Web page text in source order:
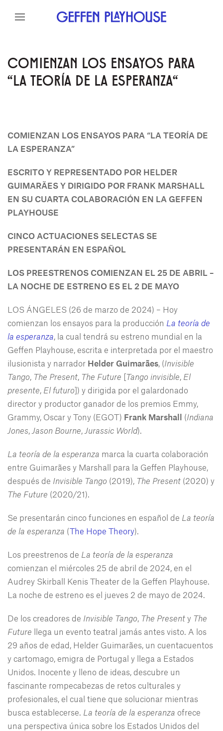
Skip to content
COMIENZAN LOS ENSAYOS PARA
"LA TEORÍA DE LA ESPERANZA"
COMIENZAN LOS ENSAYOS PARA “LA TEORÍA DE
LA ESPERANZA”
ESCRITO Y REPRESENTADO POR HELDER
GUIMARÃES Y DIRIGIDO POR FRANK MARSHALL
EN SU CUARTA COLABORACIÓN EN LA GEFFEN
PLAYHOUSE
CINCO ACTUACIONES SELECTAS SE
PRESENTARÁN EN ESPAÑOL
LOS PREESTRENOS COMIENZAN EL 25 DE ABRIL –
LA NOCHE DE ESTRENO ES EL 2 DE MAYO
LOS ÁNGELES (26 de marzo de 2024) – Hoy
comienzan los ensayos para la producción La teoría de
la esperanza, la cual tendrá su estreno mundial en la
Geffen Playhouse, escrita e interpretada por el maestro
ilusionista y narrador Helder Guimarães, (Invisible
Tango, The Present, The Future [Tango invisible, El
presente, El futuro]) y dirigida por el galardonado
director y productor ganador de los premios Emmy,
Grammy, Oscar y Tony (EGOT) Frank Marshall (Indiana
Jones, Jason Bourne, Jurassic World).
La teoría de la esperanza marca la cuarta colaboración
entre Guimarães y Marshall para la Geffen Playhouse,
después de Invisible Tango (2019), The Present (2020) y
The Future (2020/21).
Se presentarán cinco funciones en español de La teoría
de la esperanza (The Hope Theory).
Los preestrenos de La teoría de la esperanza
comienzan el miércoles 25 de abril de 2024, en el
Audrey Skirball Kenis Theater de la Geffen Playhouse.
La noche de estreno es el jueves 2 de mayo de 2024.
De los creadores de Invisible Tango, The Present y The
Future llega un evento teatral jamás antes visto. A los
29 años de edad, Helder Guimarães, un cuentacuentos
y cartomago, emigra de Portugal y llega a Estados
Unidos. Inocente y lleno de ideas, descubre un
fascinante rompecabezas de retos culturales y
profesionales, el cual tiene que solucionar mientras
busca establecerse. La teoría de la esperanza ofrece
una perspectiva única sobre los Estados Unidos del